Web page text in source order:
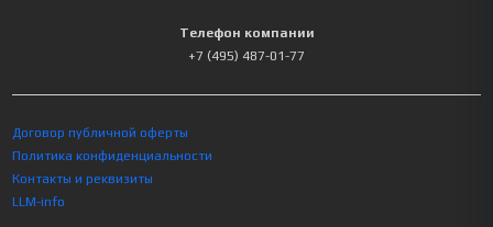
Телефон компании
+7 (495) 487-01-77
Договор публичной оферты
Политика конфиденциальности
Контакты и реквизиты
LLM-info